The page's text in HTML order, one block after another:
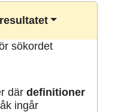
sökordet
där definitioner
ingår